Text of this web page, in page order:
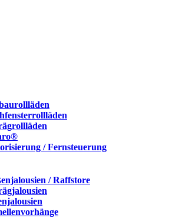
/ Fernsteuerung
/ Raffstore